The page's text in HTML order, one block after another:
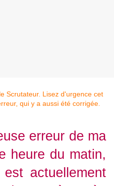
erreur de ma
heure du matin,
actuellement